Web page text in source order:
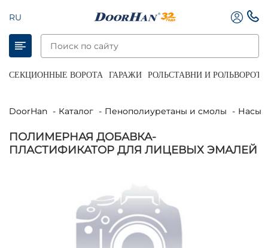
RU
СЕКЦИОННЫЕ ВОРОТА ГАРАЖИ РОЛЬСТАВНИ И РОЛЬВОРОТА
DoorHan Каталог Пенополиуретаны и смолы
ПОЛИМЕРНАЯ ДОБАВКА-
ПЛАСТИФИКАТОР ДЛЯ ЛИЦЕВЫХ ЭМАЛЕЙ